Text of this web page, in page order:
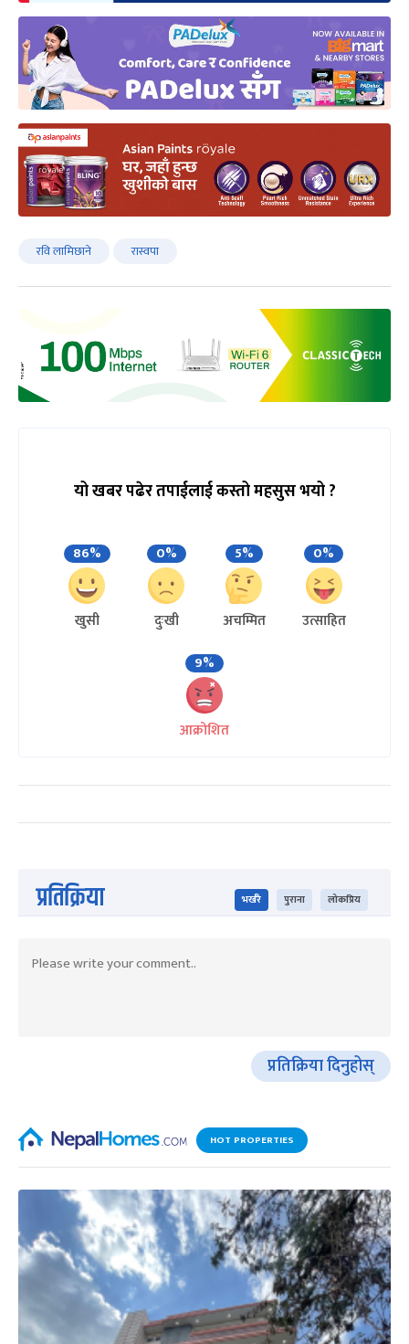
रवि लामिछाने रास्वपा
यो खबर पढेर तपाईलाई कस्तो महसुस भयो ?
86%
खुसी
0%
दुःखी
5%
अचम्मित
0%
उत्साहित
9%
आक्रोशित
प्रतिक्रिया भर्खरै पुराना लोकप्रिय
प्रतिक्रिया दिनुहोस्
HOT PROPERTIES